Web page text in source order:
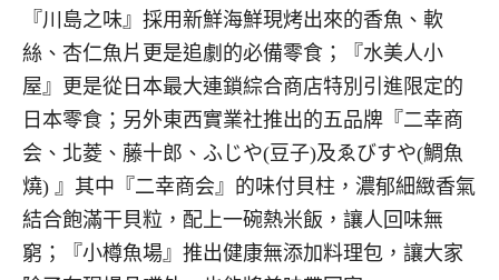
『川島之味』採用新鮮海鮮現烤出來的香魚、軟
絲、杏仁魚片更是追劇的必備零食；『水美人小
屋』更是從日本最大連鎖綜合商店特別引進限定的
日本零食；另外東西實業社推出的五品牌『二幸商
会、北菱、藤十郎、ふじや(豆子)及ゑびすや(鯛魚
燒) 』其中『二幸商会』的味付貝柱，濃郁細緻香氣
結合飽滿干貝粒，配上一碗熱米飯，讓人回味無
窮；『小樽魚場』推出健康無添加料理包，讓大家